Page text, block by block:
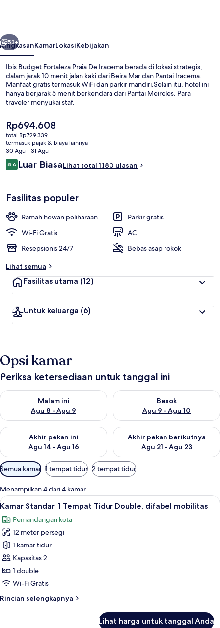
Iracema
Berikutnya
53+
RingkasanKamarLokasiKebijakan
Ibis Budget Fortaleza Praia De Iracema berada di lokasi strategis,
dalam jarak 10 menit jalan kaki dari Beira Mar dan Pantai Iracema.
Manfaat gratis termasuk WiFi dan parkir mandiri.Selain itu, hotel ini
hanya berjarak 5 menit berkendara dari Pantai Meireles. Para
traveler menyukai staf.
Harga
saat
ini
Rp694.608
Rp694.608
total Rp729.339
termasuk pajak & biaya lainnya
30 Agu - 31 Agu
Ulasan
8,68,6 dari 10
Luar BiasaLihat total 1.180 ulasan
Fasilitas populer
Ramah hewan peliharaan
Parkir gratis
Wi-Fi Gratis
AC
Resepsionis 24/7
Bebas asap rokok
Lihat semua
Fasilitas utama (12)
Untuk keluarga (6)
Opsi kamar
Periksa ketersediaan untuk tanggal ini
Malam ini
Agu 8 - Agu 9
Periksa ketersediaan untuk malam ini Agu 8 - Agu 9
Besok
Agu 9 - Agu 10
Periksa ketersediaan untuk
Akhir pekan ini
Agu 14 - Agu 16
Periksa ketersediaan untuk akhir pekan ini Agu 14 - Agu 16
Akhir pekan berikutnya
Agu 21 - Agu 23
Periksa ketersediaan untuk
Filter
tersedia
untuk
kamar
Semua kamar 1 tempat tidur 2 tempat tidur
Menampilkan 4 dari 4 kamar
Lihat
semua
foto
untuk
Kamar
Standar,
1
Tempat
Double,
Kamar Standar, 1 Tempat Tidur
5
Kamar Standar, 1 Tempat Tidur Double, difabel mobilitas
Pemandangan kota
12 meter persegi
1 kamar tidur
Kapasitas 2
1 double
Wi-Fi Gratis
Rincian selengkapnya
Rincian
Lihat harga untuk tanggal Anda